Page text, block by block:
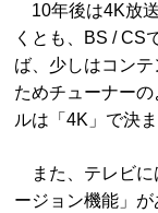
10年後は4K放
くとも、BS / CS
ば、少しはコン
ためチューナー
ルは「4K」で決ま
また、テレビに
ージョン機能」が